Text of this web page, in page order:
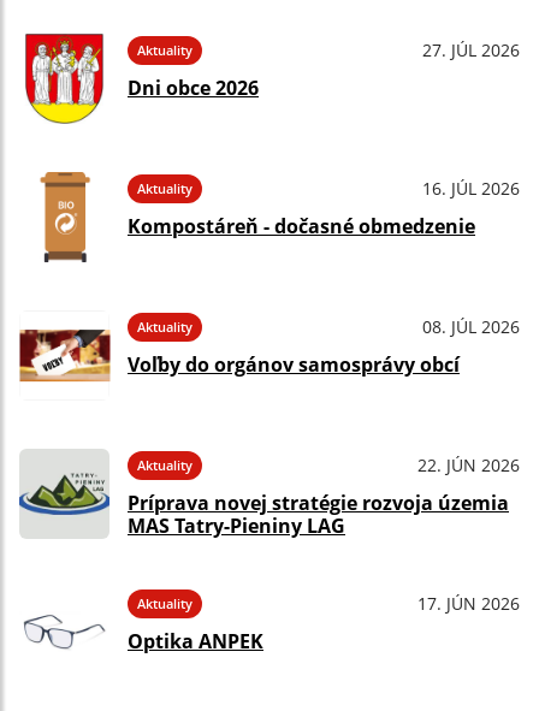
Aktuality 27. JÚL 2026
Dni obce 2026
Aktuality 16. JÚL 2026
Kompostáreň - dočasné obmedzenie
Aktuality 08. JÚL 2026
Voľby do orgánov samosprávy obcí
Aktuality 22. JÚN 2026
Príprava novej stratégie rozvoja územia
MAS Tatry-Pieniny LAG
Aktuality 17. JÚN 2026
Optika ANPEK